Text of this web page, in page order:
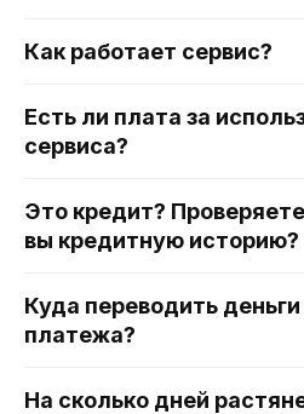
Как работает сервис?
Есть ли плата за
сервиса?
Это кредит?
вы кредитную историю?
Куда переводить
платежа?
На сколько дней